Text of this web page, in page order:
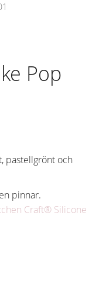
Pop
pastellgrönt och
pinnar.
Craft® Silicone